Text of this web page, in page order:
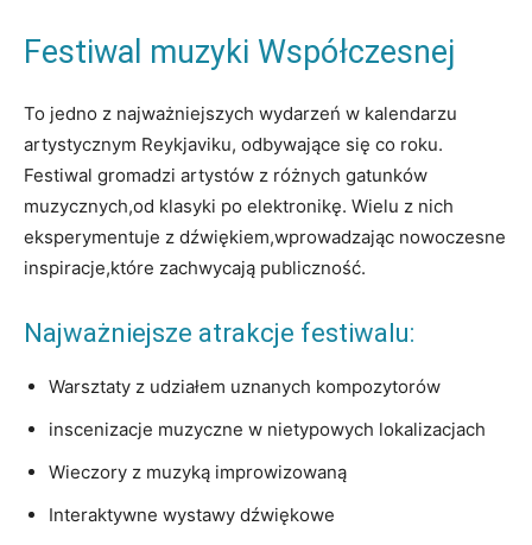
Festiwal muzyki Współczesnej
To jedno z najważniejszych wydarzeń w kalendarzu
artystycznym Reykjaviku, odbywające się co roku.
Festiwal gromadzi artystów z​ różnych ‍gatunków
muzycznych,od klasyki po elektronikę. Wielu z nich
eksperymentuje z dźwiękiem,wprowadzając‍ nowoczesne
inspiracje,które zachwycają publiczność.
Najważniejsze atrakcje festiwalu:
Warsztaty z udziałem uznanych kompozytorów
inscenizacje muzyczne w nietypowych lokalizacjach
Wieczory z muzyką improwizowaną
Interaktywne wystawy dźwiękowe